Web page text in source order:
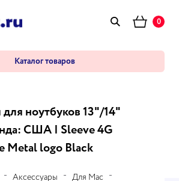
0
Каталог товаров
для ноутбуков 13"/14"
США | Sleeve 4G
Metal logo Black
Аксессуары
Для Mac